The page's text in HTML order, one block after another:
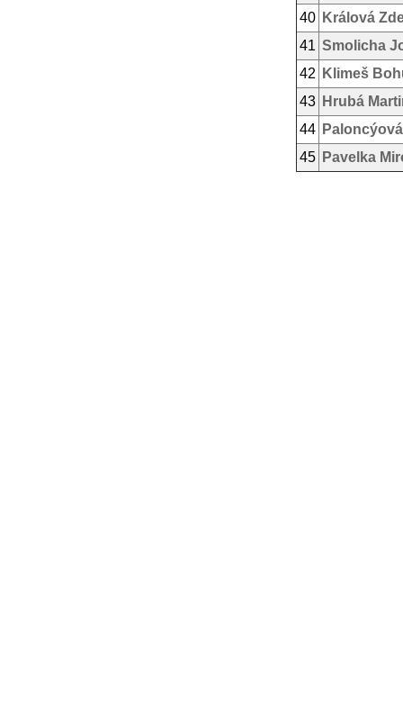
40 Králová
41 Smolicha
42
Klimeš
43 Hrubá
44
45 Pavelka